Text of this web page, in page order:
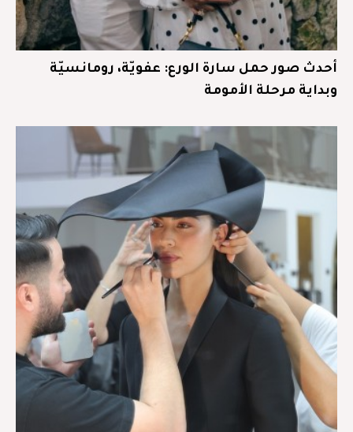
أحدث صور حمل سارة الورع: عفويّة، رومانسيّة
وبداية مرحلة الأمومة